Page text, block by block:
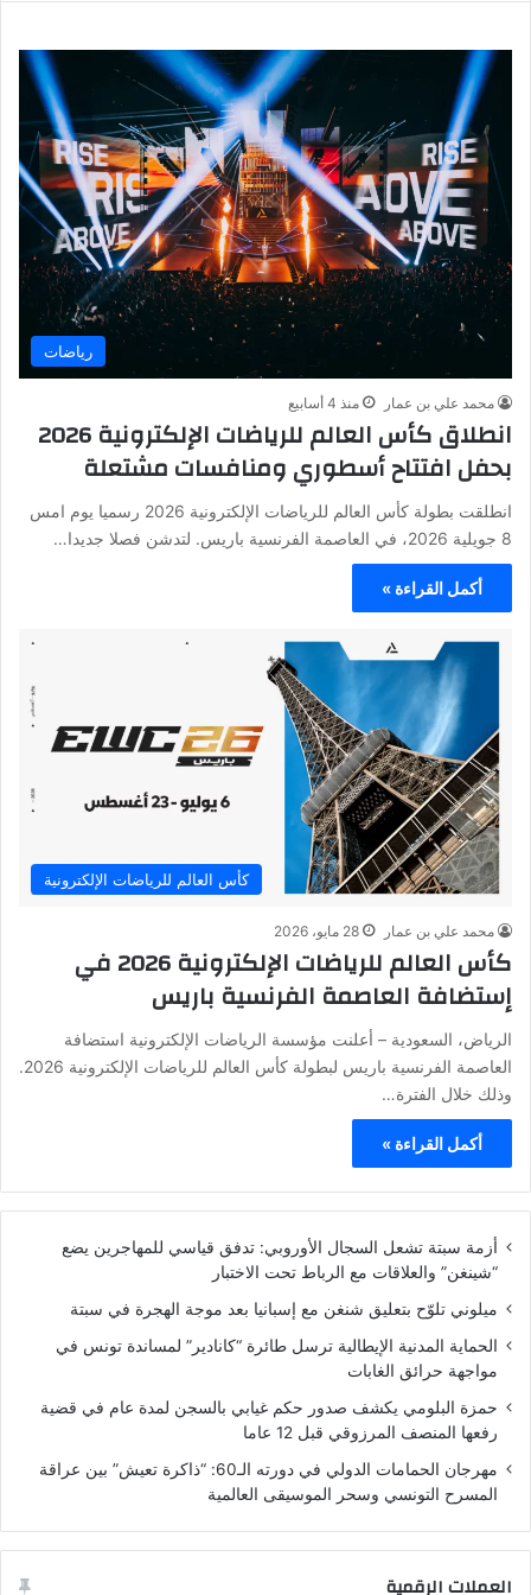
رياضات
محمد علي بن عمار منذ 4 أسابيع
انطلاق كأس العالم للرياضات الإلكترونية 2026
بحفل افتتاح أسطوري ومنافسات مشتعلة
انطلقت بطولة كأس العالم للرياضات الإلكترونية 2026 رسميا يوم امس
8 جويلية 2026، في العاصمة الفرنسية باريس. لتدشن فصلا جديدا…
أكمل القراءة »
كأس العالم للرياضات الإلكترونية
محمد علي بن عمار 28 مايو، 2026
كأس العالم للرياضات الإلكترونية 2026 في
إستضافة العاصمة الفرنسية باريس
الرياض، السعودية – أعلنت مؤسسة الرياضات الإلكترونية استضافة
العاصمة الفرنسية باريس لبطولة كأس العالم للرياضات الإلكترونية 2026.
وذلك خلال الفترة…
أكمل القراءة »
أزمة سبتة تشعل السجال الأوروبي: تدفق قياسي للمهاجرين يضع
“شينغن” والعلاقات مع الرباط تحت الاختبار
ميلوني تلوّح بتعليق شنغن مع إسبانيا بعد موجة الهجرة في سبتة
الحماية المدنية الإيطالية ترسل طائرة “كانادير” لمساندة تونس في
مواجهة حرائق الغابات
حمزة البلومي يكشف صدور حكم غيابي بالسجن لمدة عام في قضية
رفعها المنصف المرزوقي قبل 12 عاما
مهرجان الحمامات الدولي في دورته الـ60: “ذاكرة تعيش” بين عراقة
المسرح التونسي وسحر الموسيقى العالمية
العملات الرقمية